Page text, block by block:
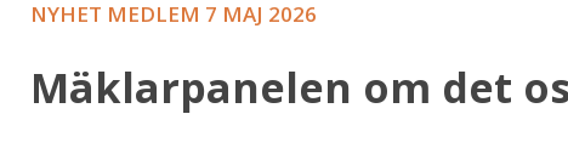
NYHET MEDLEM 7 MAJ 2026
Mäklarpanelen om det